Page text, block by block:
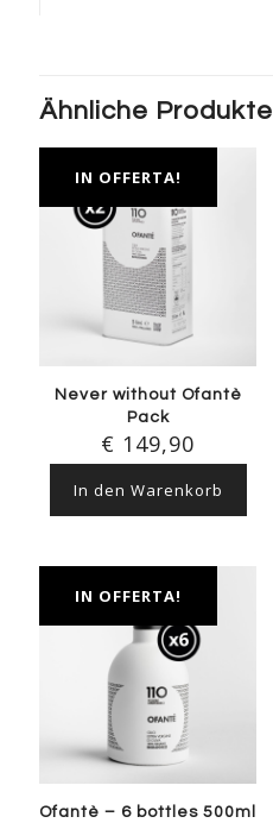
Ähnliche Produkte
IN OFFERTA!
Never without Ofantè
Pack
€ 149,90
In den Warenkorb
IN OFFERTA!
Ofantè – 6 bottles 500ml